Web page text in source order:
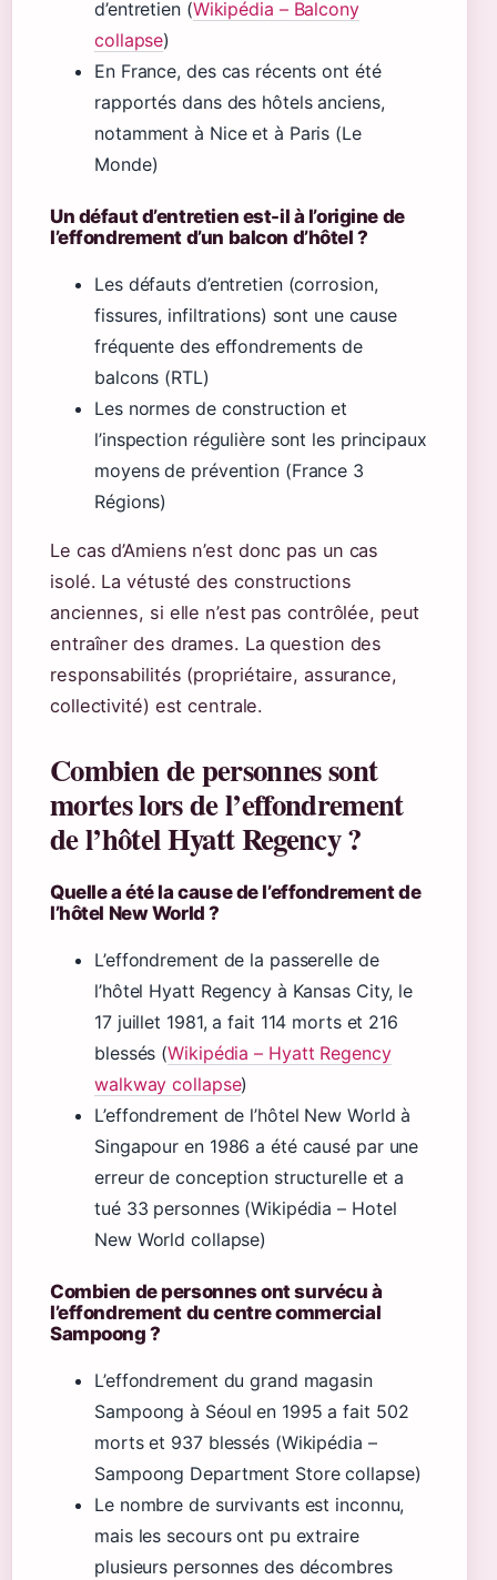
d’entretien (Wikipédia – Balcony
collapse)
En France, des cas récents ont été
rapportés dans des hôtels anciens,
notamment à Nice et à Paris (Le
Monde)
Un défaut d’entretien est-il à l’origine de
l’effondrement d’un balcon d’hôtel ?
Les défauts d’entretien (corrosion,
fissures, infiltrations) sont une cause
fréquente des effondrements de
balcons (RTL)
Les normes de construction et
l’inspection régulière sont les principaux
moyens de prévention (France 3
Régions)
Le cas d’Amiens n’est donc pas un cas
isolé. La vétusté des constructions
anciennes, si elle n’est pas contrôlée, peut
entraîner des drames. La question des
responsabilités (propriétaire, assurance,
collectivité) est centrale.
Combien de personnes sont
mortes lors de l’effondrement
de l’hôtel Hyatt Regency ?
Quelle a été la cause de l’effondrement de
l’hôtel New World ?
L’effondrement de la passerelle de
l’hôtel Hyatt Regency à Kansas City, le
17 juillet 1981, a fait 114 morts et 216
blessés (Wikipédia – Hyatt Regency
walkway collapse)
L’effondrement de l’hôtel New World à
Singapour en 1986 a été causé par une
erreur de conception structurelle et a
tué 33 personnes (Wikipédia – Hotel
New World collapse)
Combien de personnes ont survécu à
l’effondrement du centre commercial
Sampoong ?
L’effondrement du grand magasin
Sampoong à Séoul en 1995 a fait 502
morts et 937 blessés (Wikipédia –
Sampoong Department Store collapse)
Le nombre de survivants est inconnu,
mais les secours ont pu extraire
plusieurs personnes des décombres